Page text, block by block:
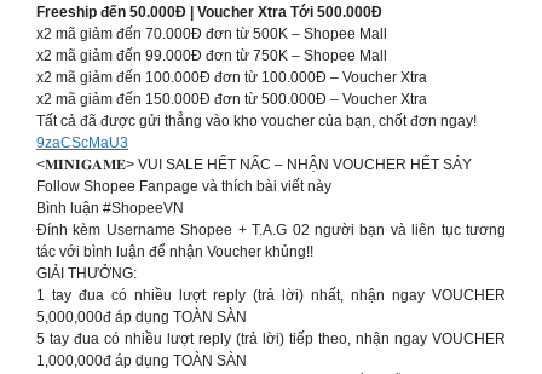
Freeship đến 50.000Đ | Voucher Xtra Tới 500.000Đ
x2 mã giảm đến 70.000Đ đơn từ 500K – Shopee Mall
x2 mã giảm đến 99.000Đ đơn từ 750K – Shopee Mall
x2 mã giảm đến 100.000Đ đơn từ 100.000Đ – Voucher Xtra
x2 mã giảm đến 150.000Đ đơn từ 500.000Đ – Voucher Xtra
Tất cả đã được gửi thẳng vào kho voucher của bạn, chốt đơn ngay!
9zaCScMaU3
<𝐌𝐈𝐍𝐈𝐆𝐀𝐌𝐄> VUI SALE HẾT NẤC – NHẬN VOUCHER HẾT SẢY
Follow Shopee Fanpage và thích bài viết này
Bình luận #ShopeeVN
Đính kèm Username Shopee + T.A.G 02 người bạn và liên tục tương
tác với bình luận để nhận Voucher khủng!!
GIẢI THƯỞNG:
1 tay đua có nhiều lượt reply (trả lời) nhất, nhận ngay VOUCHER
5,000,000đ áp dụng TOÀN SÀN
5 tay đua có nhiều lượt reply (trả lời) tiếp theo, nhận ngay VOUCHER
1,000,000đ áp dụng TOÀN SÀN